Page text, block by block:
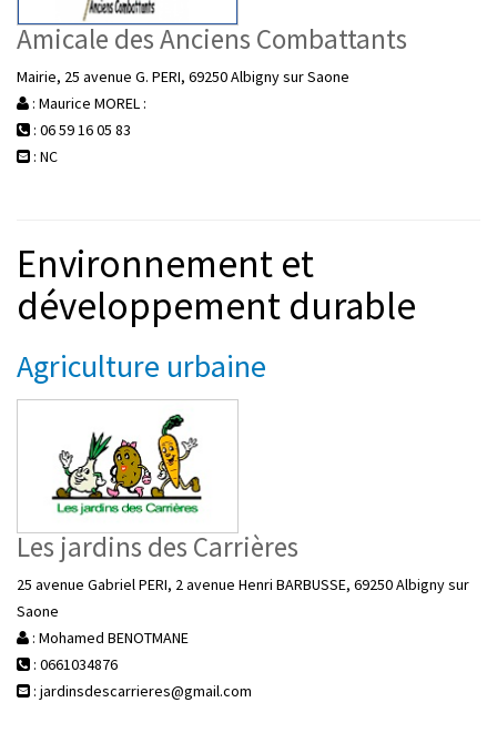
Amicale des Anciens Combattants
Mairie, 25 avenue G. PERI, 69250 Albigny sur Saone
: Maurice MOREL :
: 06 59 16 05 83
: NC
Environnement et
développement durable
Agriculture urbaine
Les jardins des Carrières
25 avenue Gabriel PERI, 2 avenue Henri BARBUSSE, 69250 Albigny sur
Saone
: Mohamed BENOTMANE
: 0661034876
: jardinsdescarrieres@gmail.com